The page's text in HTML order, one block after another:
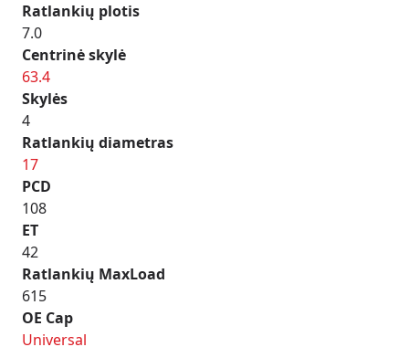
Ratlankių plotis
7.0
Centrinė skylė
63.4
Skylės
4
Ratlankių diametras
17
PCD
108
ET
42
Ratlankių MaxLoad
615
OE Cap
Universal